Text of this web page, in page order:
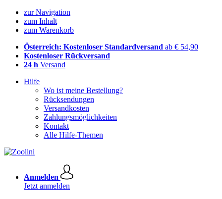
zur Navigation
zum Inhalt
zum Warenkorb
Österreich: Kostenloser Standardversand ab € 54,90
Kostenloser Rückversand
24 h Versand
Hilfe
Wo ist meine Bestellung?
Rücksendungen
Versandkosten
Zahlungsmöglichkeiten
Kontakt
Alle Hilfe-Themen
Anmelden
Jetzt anmelden